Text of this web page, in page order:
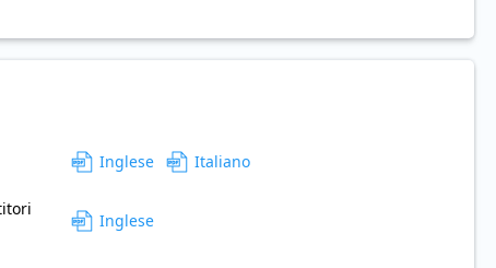
Inglese Italiano
Inglese